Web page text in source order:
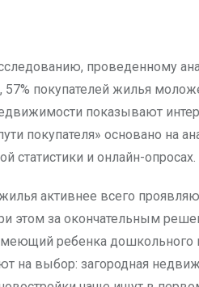
57% покупателей жилья
показывают
покупателя» основано на
статистики и онлайн-опросах.
активнее всего
этом за окончательным
ребенка дошкольного
на выбор: загородная